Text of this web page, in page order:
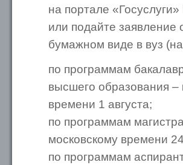
на портале «Госуслуги»
или подайте заявление
бумажном виде в вуз
по программам
высшего образования –
времени 1 августа;
по программам
московскому времени
по программам